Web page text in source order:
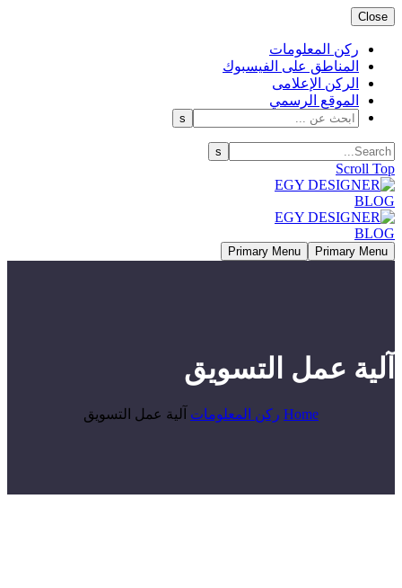
Close
ركن المعلومات
المناطق على الفيسبوك
الركن الإعلامى
الموقع الرسمي
Scroll Top
Primary Menu
Primary Menu
آلية عمل التسويق
Home ركن المعلومات آلية عمل التسويق